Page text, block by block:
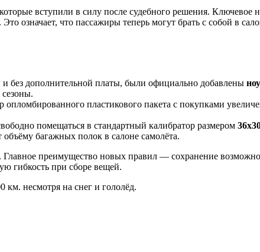
вступили в силу после судебного решения. Ключевое
означает, что пассажиры теперь могут брать с собой в
и без дополнительной платы, были официально добавлены
пластикового пакета с покупками
помещаться в стандартный калибратор размером
багажных полок в салоне самолёта.
преимущество новых правил — сохранение
гибкость при сборе вещей.
несмотря на снег и гололёд.